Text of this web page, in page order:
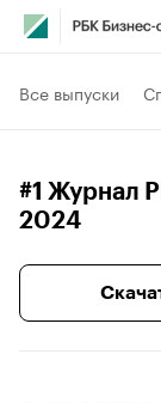
Все выпуски
#1 Журнал
2024